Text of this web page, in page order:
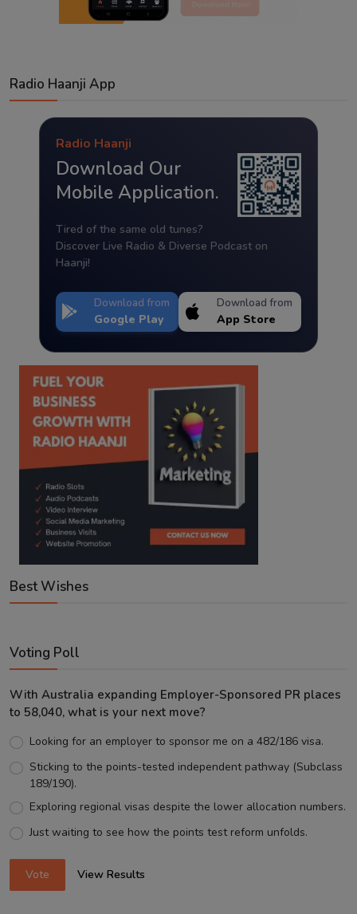
Radio Haanji App
Radio Haanji
Download Our
Mobile Application.
Tired of the same old tunes?
Discover Live Radio & Diverse Podcast on
Haanji!
Download from
Google Play
Download from
App Store
Best Wishes
Voting Poll
With Australia expanding Employer-Sponsored PR places
to 58,040, what is your next move?
Looking for an employer to sponsor me on a 482/186 visa.
Sticking to the points-tested independent pathway (Subclass
189/190).
Exploring regional visas despite the lower allocation numbers.
Just waiting to see how the points test reform unfolds.
Vote View Results